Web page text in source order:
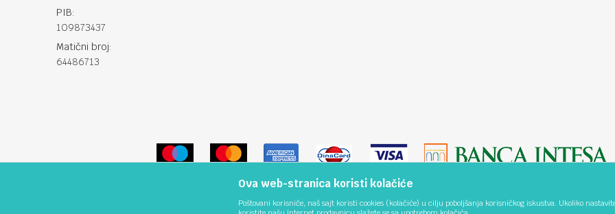
PIB:
109873437
Matični broj:
64486713
Ova web-stranica koristi kolačiće
Poštovani korisniče, naš sajt koristi cookies (kolačiće) u cilju poboljšanja korisničkog iskustva. Ukoliko